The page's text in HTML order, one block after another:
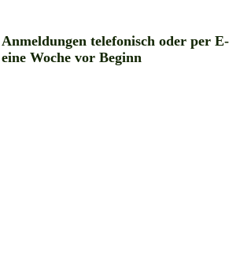
Anmeldungen telefonisch oder per
eine Woche vor Beginn